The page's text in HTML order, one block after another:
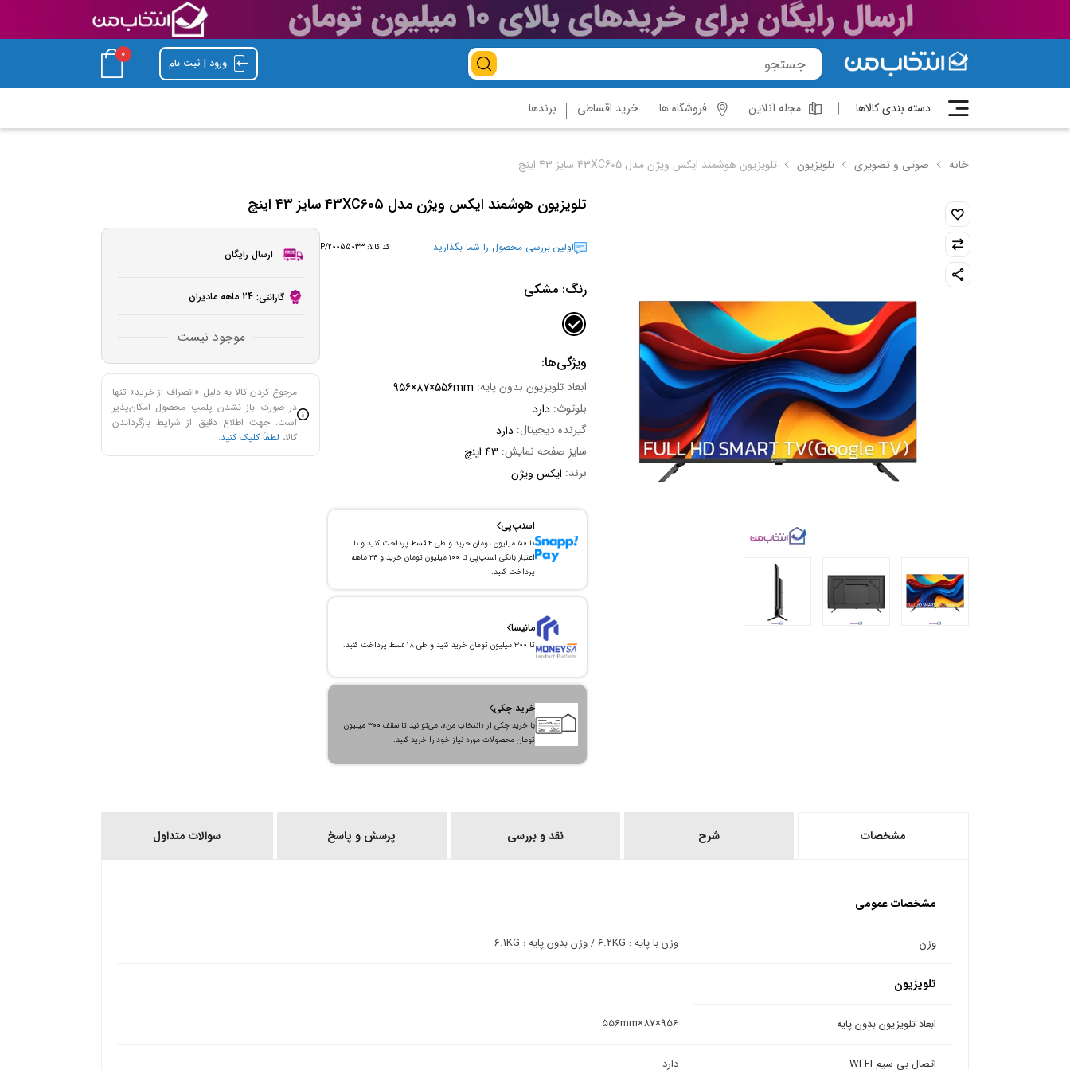
ورود | ثبت نام
0
دسته بندی کالاها مجله آنلاین فروشگاه ها خرید اقساطی برندها
خانه صوتی و تصویری تلویزیون تلویزیون هوشمند ایکس ویژن مدل 43XC605 سایز 43 اینچ
تلویزیون هوشمند ایکس ویژن مدل 43XC605 سایز 43 اینچ
اولین بررسی محصول را شما بگذارید کد کالا: P/20055033
رنگ: مشکی
ویژگی‌ها:
ابعاد تلویزیون بدون پایه: 956×87×556mm
بلوتوث: دارد
گیرنده دیجیتال: دارد
سایز صفحه نمایش: 43 اینچ
برند: ایکس ویژن
اسنپ‌پی
تا ۵۰ میلیون تومان خرید و طی ۴ قسط پرداخت کنید و با
اعتبار بانکی اسنپ‌پی تا ۱۰۰ میلیون تومان خرید و ۲۴ ماهه
پرداخت کنید.
مانیسا
تا ۳۰۰ میلیون تومان خرید کنید و طی ۱۸ قسط پرداخت کنید.
خرید چکی
با خرید چکی از «انتخاب من»، می‌توانید تا سقف ۳۰۰ میلیون
تومان محصولات مورد نیاز خود را خرید کنید.
ارسال رایگان
گارانتی: 24 ماهه مادیران
موجود نیست
مرجوع کردن کالا به دلیل «انصراف از خرید» تنها
در صورت باز نشدن پلمپ محصول امکان‌پذیر
است. جهت اطلاع دقیق از شرایط بازگرداندن
کالا، لطفاً کلیک کنید.
مشخصات شرح نقد و بررسی پرسش و پاسخ سوالات متداول
مشخصات عمومی
وزن وزن با پایه : 6.2KG / وزن بدون پایه : 6.1KG
تلویزیون
ابعاد تلویزیون بدون پایه 956×87×556mm
اتصال بی سیم WI-FI دارد